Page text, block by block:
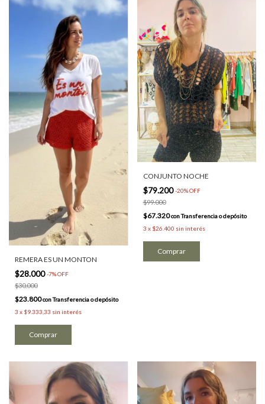
REMERA ES UN MONTON
$28.000-7%OFF
$30.000
$23.800conTransferencia o depósito
3 x $9.333,33 sin interés
CONJUNTO NOCHE
$79.200-20%OFF
$99.000
$67.320conTransferencia o depósito
3 x $26.400 sin interés